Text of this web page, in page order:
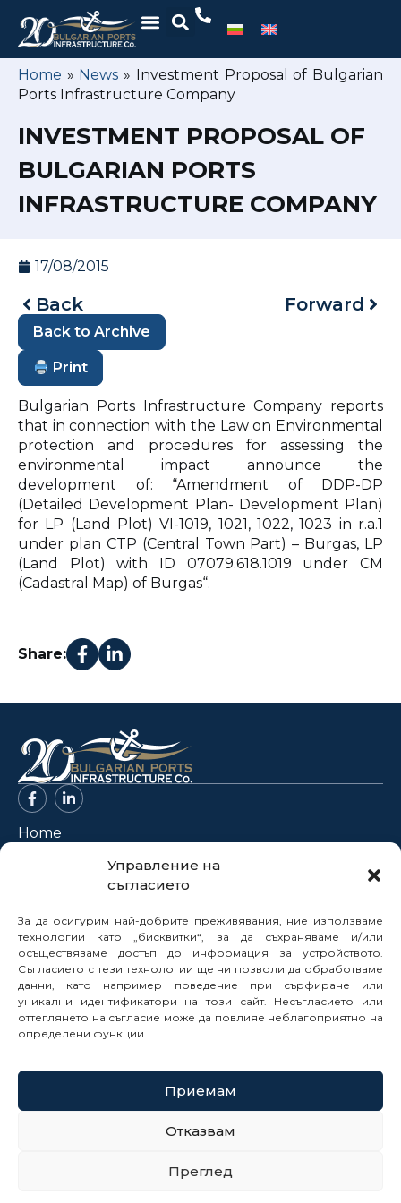
Управление на
съгласието
За да осигурим най-добрите преживявания, ние използваме
технологии като „бисквитки“, за да съхраняваме и/или
осъществяваме достъп до информация за устройството.
Съгласието с тези технологии ще ни позволи да обработваме
данни, като например поведение при сърфиране или
уникални идентификатори на този сайт. Несъгласието или
оттеглянето на съгласие може да повлияе неблагоприятно на
определени функции.
Приемам
Отказвам
Преглед
Home » News » Investment Proposal of Bulgarian
Ports Infrastructure Company
INVESTMENT PROPOSAL OF
BULGARIAN PORTS
INFRASTRUCTURE COMPANY
17/08/2015
Back Forward
Back to Archive
Print
Bulgarian Ports Infrastructure Company reports
that in connection with the Law on Environmental
protection and procedures for assessing the
environmental impact announce the
development of: “Amendment of DDP-DP
(Detailed Development Plan- Development Plan)
for LP (Land Plot) VІ-1019, 1021, 1022, 1023 in r.a.1
under plan CTP (Central Town Part) – Burgas, LP
(Land Plot) with ID 07079.618.1019 under CM
(Cadastral Map) of Burgas“.
Share:
Home
News
Legal Framework
Electronic Services
Buyer Profile
Careers
Contacts